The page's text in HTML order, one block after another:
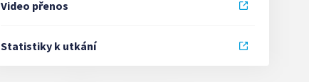
Video přenos
Statistiky k utkání